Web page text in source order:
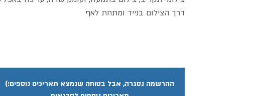
ההרשמה נסגרה, אבל בטוחה שנמצא תאריכים נוספים:)